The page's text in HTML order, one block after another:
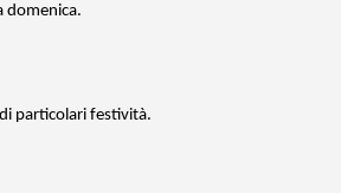
domenica.
particolari festività.